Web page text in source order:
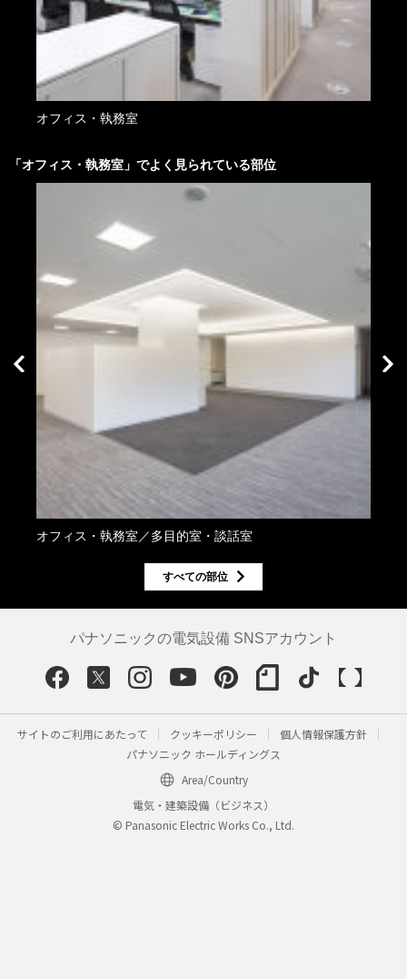
オフィス・執務室
「オフィス・執務室 」でよく見られている部位
オフィス・執務室／多目的室・談話室
すべての部位
パナソニックの電気設備 SNSアカウント
サイトのご利用にあたって クッキーポリシー
個人情報保護方針
パナソニック ホールディングス
Area/Country
電気・建築設備（ビジネス）
© Panasonic Electric Works Co., Ltd.